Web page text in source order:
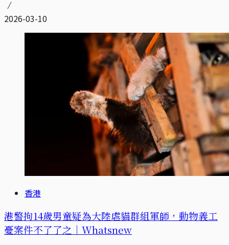
2026-03-10
香港
港警拘14歲男童疑為大陸虐貓群組軍師，動物義工
憂案件不了了之｜Whatsnew